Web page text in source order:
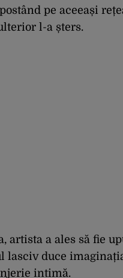
pe aceeași
l-a șters.
artista a ales să fie
lasciv duce
intimă.